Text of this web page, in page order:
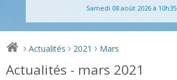
Samedi 08 août 2026 à 10h35
> Actualités > 2021 > Mars
Actualités - mars 2021